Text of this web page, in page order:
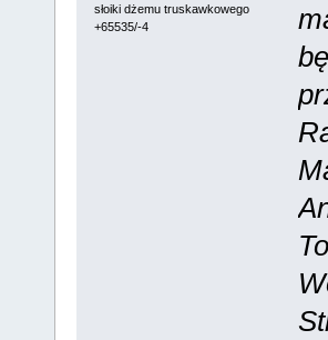
słoiki dżemu truskawkowego
+65535/-4